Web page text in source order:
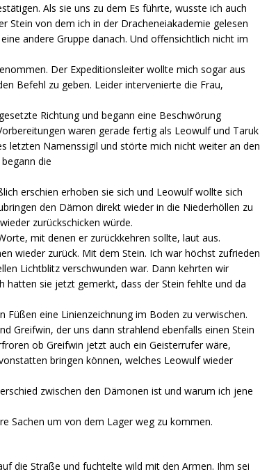
Als sie uns zu dem Es führte, wusste ich auch
Stein von dem ich in der Dracheneiakademie gelesen
andere Gruppe danach. Und offensichtlich nicht im
Der Expeditionsleiter wollte mich sogar aus
Befehl zu geben. Leider intervenierte die Frau,
Richtung und begann eine Beschwörung
waren gerade fertig als Leowulf und Taruk
letzten Namenssigil und störte mich nicht weiter an den
die
erschien erhoben sie sich und Leowulf wollte sich
den Dämon direkt wieder in die Niederhöllen zu
zurückschicken würde.
mit denen er zurückkehren sollte, laut aus.
wieder zurück. Mit dem Stein. Ich war höchst zufrieden
Lichtblitz verschwunden war. Dann kehrten wir
hatten sie jetzt gemerkt, dass der Stein fehlte und da
eine Linienzeichnung im Boden zu verwischen.
Greifwin, der uns dann strahlend ebenfalls einen Stein
ob Greifwin jetzt auch ein Geisterrufer wäre,
bringen können, welches Leowulf wieder
zwischen den Dämonen ist und warum ich jene
Sachen um von dem Lager weg zu kommen.
die Straße und fuchtelte wild mit den Armen. Ihm sei